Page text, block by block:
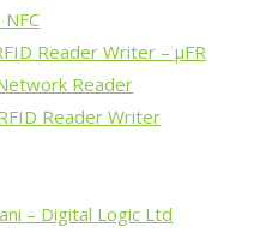
Reader Writer – μFR
Reader
Reader Writer
– Digital Logic Ltd